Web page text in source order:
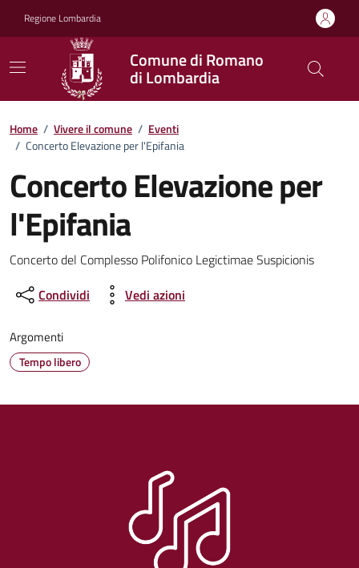
Regione Lombardia
Comune di Romano
di Lombardia
Home / Vivere il comune / Eventi
/ Concerto Elevazione per l'Epifania
Concerto Elevazione per
l'Epifania
Dettagli della notizia
Concerto del Complesso Polifonico Legictimae Suspicionis
Condividi
Vedi azioni
Argomenti
Tempo libero